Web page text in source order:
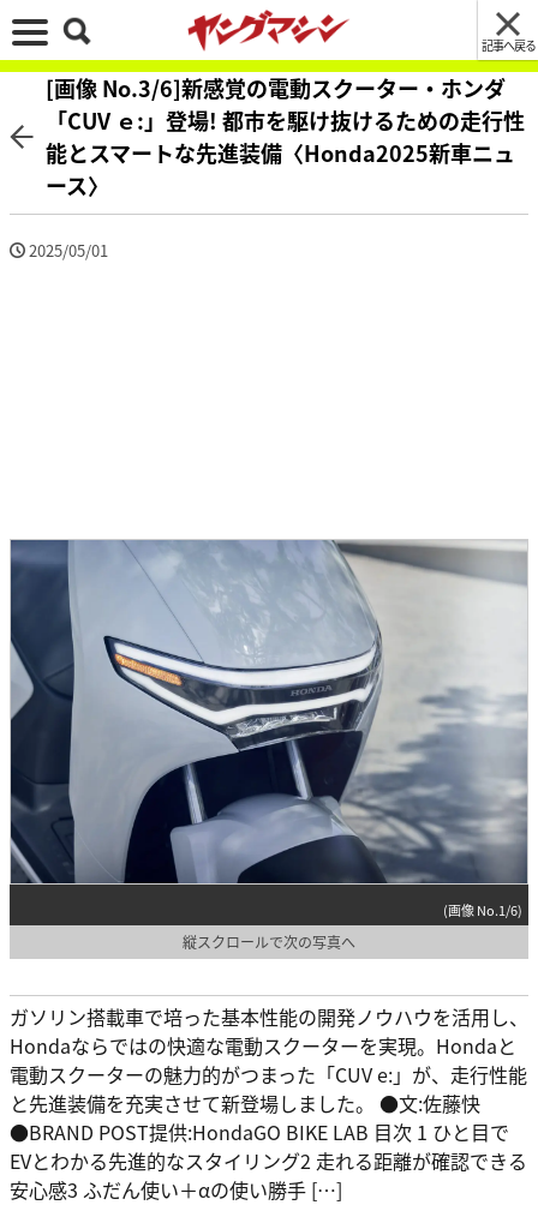
記事へ戻る
[画像 No.3/6]新感覚の電動スクーター・ホンダ
「CUV ｅ:」登場! 都市を駆け抜けるための走行性
能とスマートな先進装備〈Honda2025新車ニュ
ース〉
2025/05/01
(画像 No.1/6)
縦スクロールで次の写真へ
ガソリン搭載車で培った基本性能の開発ノウハウを活用し、
Hondaならではの快適な電動スクーターを実現。Hondaと
電動スクーターの魅力的がつまった「CUV e:」が、走行性能
と先進装備を充実させて新登場しました。 ●文:佐藤快
●BRAND POST提供:HondaGO BIKE LAB 目次 1 ひと目で
EVとわかる先進的なスタイリング2 走れる距離が確認できる
安心感3 ふだん使い＋αの使い勝手 […]